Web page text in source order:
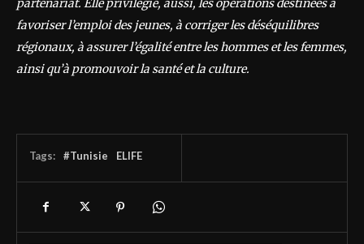
partenariat. Elle privilégie, aussi, les opérations destinées à
favoriser l’emploi des jeunes, à corriger les déséquilibres
régionaux, à assurer l’égalité entre les hommes et les femmes,
ainsi qu’à promouvoir la santé et la culture.
Tags: #Tunisie ELIFE